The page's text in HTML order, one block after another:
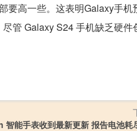
要高一些。这表明Galaxy手机
管 Galaxy S24 手机缺乏硬件
智能手表收到最新更新 报告电池耗